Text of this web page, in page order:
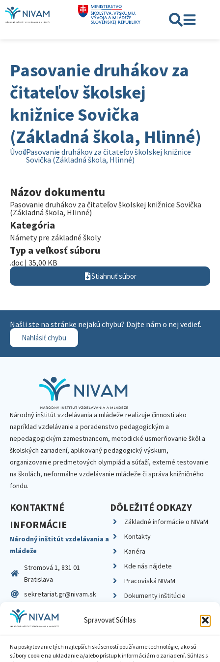
Spravovať Súhlas
Na poskytovanie tých najlepších skúseností používame technológie, ako sú
súbory cookie na ukladanie a/alebo prístup k informáciám o zariadení. Súhlas s
Pasovanie druhákov za
čitateľov školskej
knižnice Sovička
(Základná škola, Hlinné)
ÚvodPasovanie druhákov za čitateľov školskej knižnice
Sovička (Základná škola, Hlinné)
Názov dokumentu
Pasovanie druhákov za čitateľov školskej knižnice Sovička
(Základná škola, Hlinné)
Kategória
Námety pre základné školy
Typ a veľkosť súboru
.doc | 35,00 KB
Stiahnuť súbor
Našli ste na stránke nejakú chybu? Dajte nám o nej vedieť.
Nahlásiť chybu
Národný inštitút vzdelávania a mládeže realizuje činnosti ako
napríklad vzdelávanie a poradenstvo pedagogickým a
nepedagogickým zamestnancom, metodické usmerňovanie škôl a
školských zariadení, aplikovaný pedagogický výskum,
organizovanie predmetových olympiád a súťaží, externé testovanie
na školách, neformálne vzdelávanie mládeže či správa knižničného
fondu.
KONTAKTNÉ
INFORMÁCIE
Národný inštitút vzdelávania a
mládeže
Stromová 1, 831 01
Bratislava
sekretariat.gr@nivam.sk
IČO: 00164348
DIČ: 2020798714
DÔLEŽITÉ ODKAZY
Základné informácie o NIVaM
Kontakty
Kariéra
Kde nás nájdete
Pracoviská NIVaM
Dokumenty inštitúcie